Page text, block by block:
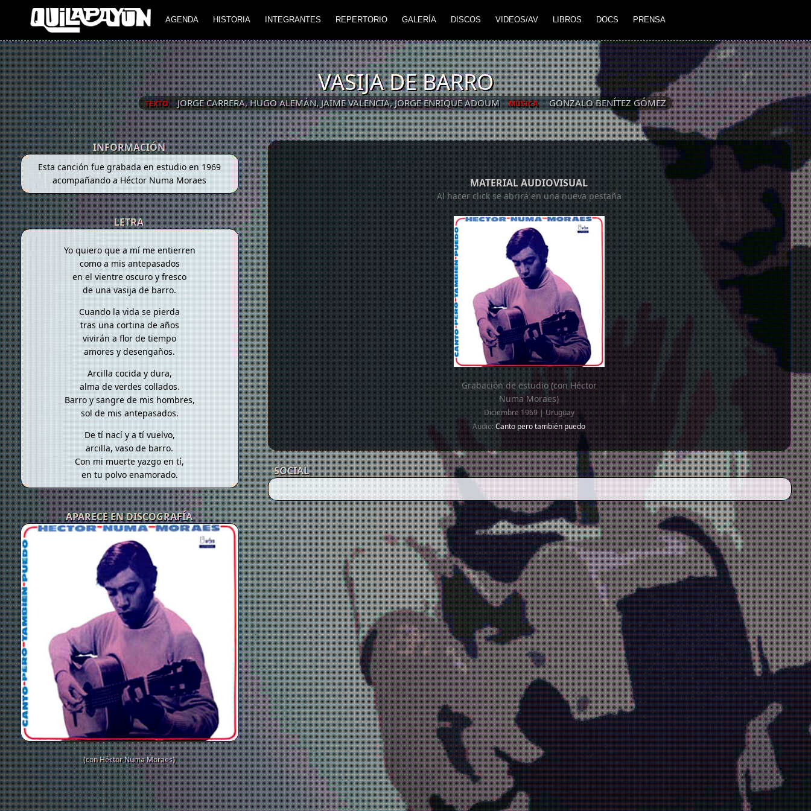
AGENDA HISTORIA INTEGRANTES REPERTORIO GALERÍA DISCOS VIDEOS/AV LIBROS DOCS PRENSA
VASIJA DE BARRO
TEXTO JORGE CARRERA, HUGO ALEMÁN, JAIME VALENCIA, JORGE ENRIQUE ADOUM MÚSICA GONZALO BENÍTEZ GÓMEZ
INFORMACIÓN
Esta canción fue grabada en estudio en 1969
acompañando a Héctor Numa Moraes
LETRA
Yo quiero que a mí me entierren
como a mis antepasados
en el vientre oscuro y fresco
de una vasija de barro.
Cuando la vida se pierda
tras una cortina de años
vivirán a flor de tiempo
amores y desengaños.
Arcilla cocida y dura,
alma de verdes collados.
Barro y sangre de mis hombres,
sol de mis antepasados.
De tí nací y a tí vuelvo,
arcilla, vaso de barro.
Con mi muerte yazgo en tí,
en tu polvo enamorado.
APARECE EN DISCOGRAFÍA
(con Héctor Numa Moraes)
MATERIAL AUDIOVISUAL
Al hacer click se abrirá en una nueva pestaña
Grabación de estudio (con Héctor
Numa Moraes)
Diciembre 1969 | Uruguay
Audio:Canto pero también puedo
SOCIAL